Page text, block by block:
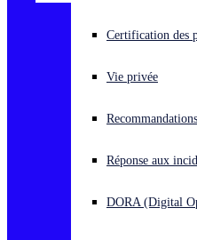
Vous subissez une
Open language switcher
Certification des
Vie privée
Réponse aux
DORA (Digital